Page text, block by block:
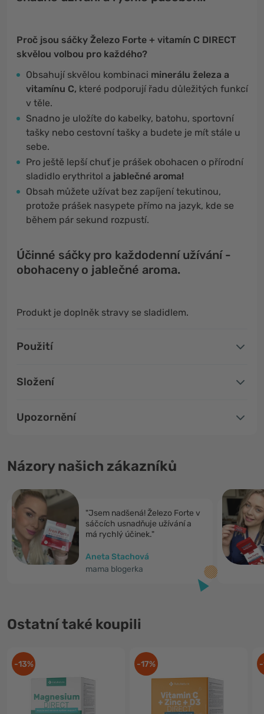
Proč jsou sáčky Železo Forte + vitamín C DIRECT
skvělou volbou pro každého?
Obsahují skvělou kombinaci minerálu železa a
vitamínu C, které podporují řadu důležitých funkcí
v těle.
Snadno je uložíte do kabelky, batohu, sportovní
tašky nebo cestovní tašky a budete je mít stále u
sebe.
Pro ještě lepší chuť je prášek obohacen o přírodní
sladidlo erythritol a jablečné aroma!
Obsah můžete užívat bez zapíjení tekutinou,
protože prášek nasypete přímo na jazyk, kde se
během pár sekund rozpustí.
Účinné sáčky pro každodenní užívání -
obohaceny o jablečné aroma.
Produkt je doplněk stravy se sladidlem.
Použití
Složení
Upozornění
Názory našich zákazníků
"Jsem nadšená! Železo Forte v
sáčcích usnadňuje užívání a
má rychlý účinek."
Aneta Stachová
mama blogerka
Ostatní také koupili
-13% -17%